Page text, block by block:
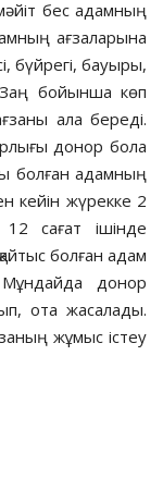
бес адамның
ағзаларына
бүйрегі, бауыры,
Заң бойынша көп
ала береді.
донор бола
болған адамның
кейін жүрекке 2
сағат ішінде
болған адам
донор
ота жасалады.
жұмыс істеу